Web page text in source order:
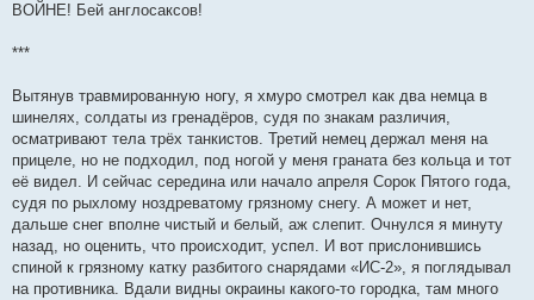
ВОЙНЕ! Бей англосаксов!
***
Вытянув травмированную ногу, я хмуро смотрел как два немца в
шинелях, солдаты из гренадёров, судя по знакам различия,
осматривают тела трёх танкистов. Третий немец держал меня на
прицеле, но не подходил, под ногой у меня граната без кольца и тот
её видел. И сейчас середина или начало апреля Сорок Пятого года,
судя по рыхлому ноздреватому грязному снегу. А может и нет,
дальше снег вполне чистый и белый, аж слепит. Очнулся я минуту
назад, но оценить, что происходит, успел. И вот прислонившись
спиной к грязному катку разбитого снарядами «ИС-2», я поглядывал
на противника. Вдали видны окраины какого-то городка, там много